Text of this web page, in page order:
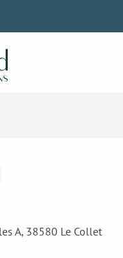
A, 38580 Le Collet